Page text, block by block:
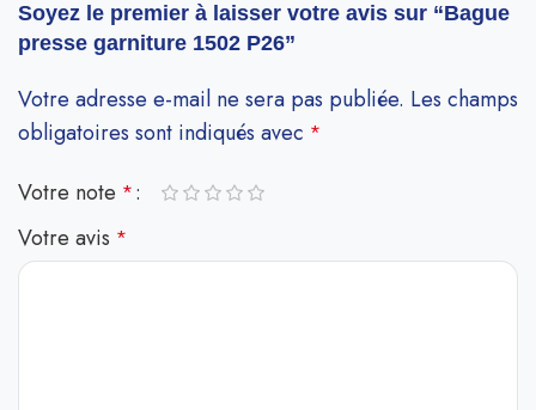
Soyez le premier à laisser votre avis sur “Bague
presse garniture 1502 P26”
Votre adresse e-mail ne sera pas publiée. Les champs
obligatoires sont indiqués avec *
Votre note *
Votre avis *